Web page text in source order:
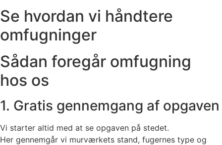
Se hvordan vi håndtere
omfugninger
Sådan foregår omfugning
hos os
1. Gratis gennemgang af opgaven
Vi starter altid med at se opgaven på stedet.
Her gennemgår vi murværkets stand, fugernes type og